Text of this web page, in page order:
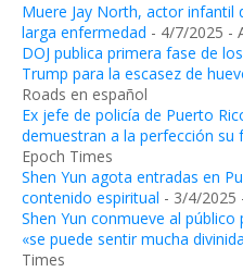
Muere Jay North, actor infantil
larga enfermedad - 4/7/2025 -
DOJ publica primera fase de
Trump para la escasez de
Roads en español
Ex jefe de policía de Puerto
demuestran a la perfección su
Epoch Times
Shen Yun agota entradas en
contenido espiritual - 3/4/2025
Shen Yun conmueve al
«se puede sentir mucha
Times